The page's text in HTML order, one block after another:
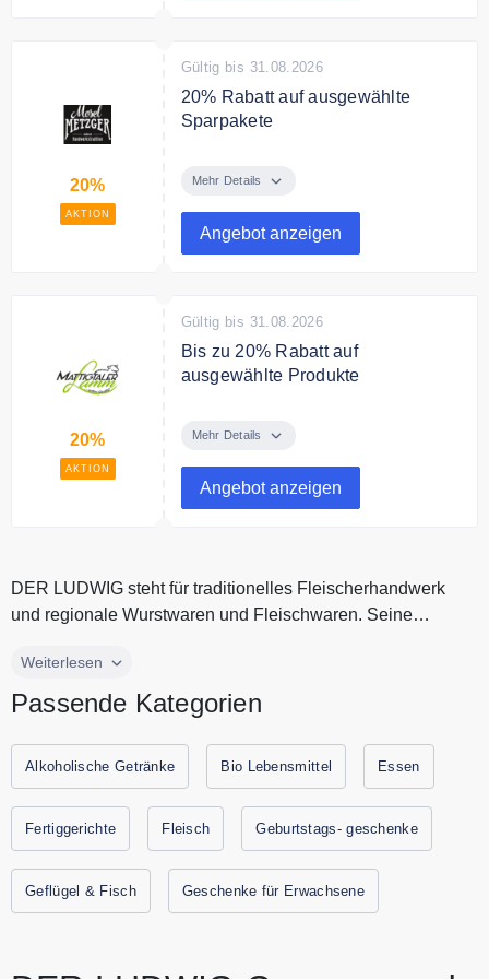
20%
AKTION
Gültig bis 31.08.2026
20% Rabatt auf ausgewählte
Sparpakete
Sparpakete.
Mehr Details
Angebot anzeigen
20%
AKTION
Gültig bis 31.08.2026
Bis zu 20% Rabatt auf
ausgewählte Produkte
sparen Sie bis zu 20% auf
Mehr Details
Angebot anzeigen
DER LUDWIG steht für traditionelles Fleischerhandwerk
und regionale Wurstwaren und Fleischwaren. Seine
DER LUDWIG steht für traditionelles Fleischerhandwerk
Leidenschaft ist dabei bestes Fleisch und Steaks: Die
Fleischqualitäten, die Fleischveredlung durch
Reifemethoden wie Dry Aging. Der Ludwig steht außerdem
für einzigartige Handmade Craft Burger. Alle aktuellen
Gutscheine und Rabattaktionen von DER LUDWIG finden
Sie immer hier auf Gutscheine.codes.
Weiterlesen
Passende Kategorien
Alkoholische Getränke Bio Lebensmittel Essen
Fertiggerichte Fleisch Geburtstags- geschenke
Geflügel & Fisch Geschenke für Erwachsene